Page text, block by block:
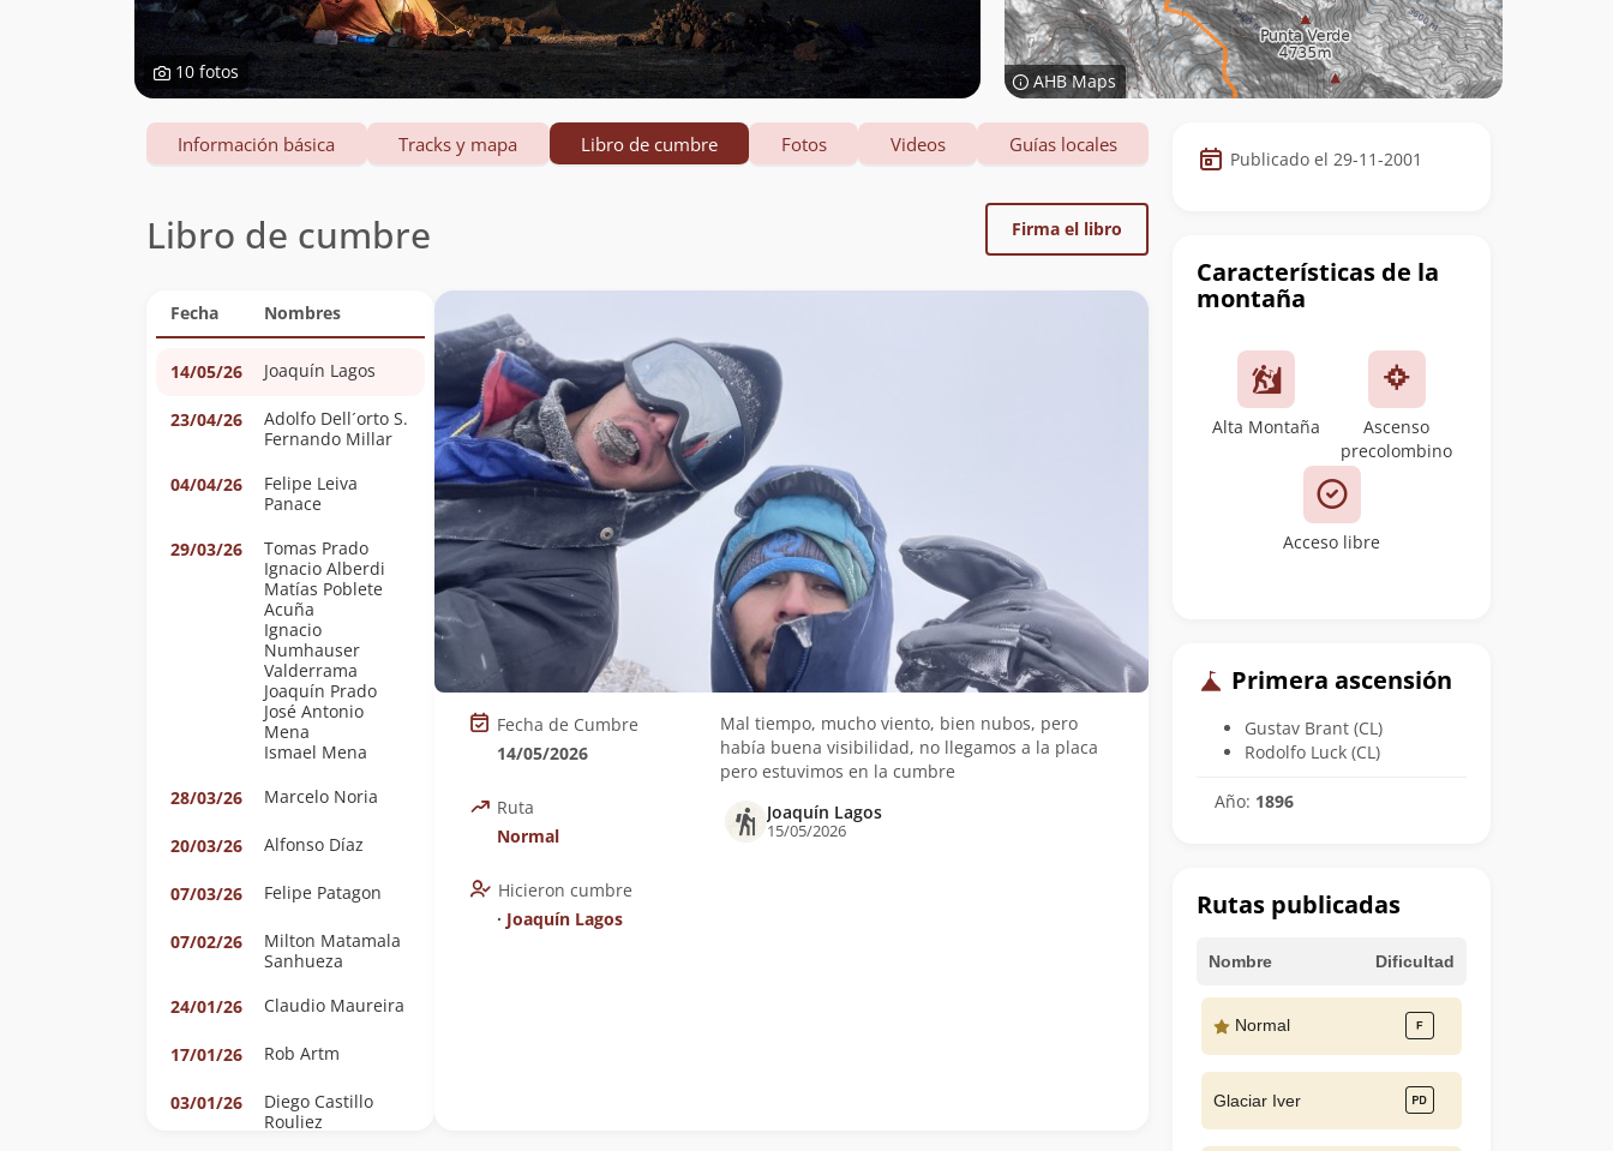
10 fotos AHB Maps
Datos
de
cumbre
Publicado el 29-11-2001
Características de la
montaña
Alta Montaña
Ascenso
precolombino
Acceso libre
Primera ascensión
Gustav Brant (CL)
Rodolfo Luck (CL)
Año: 1896
Rutas publicadas
Nombre Dificultad
Normal
Glaciar Iver
Información básica Tracks y mapa Libro de cumbre Fotos Videos Guías locales
Libro de cumbre Firma el libro
Fecha Nombres
14/05/26 Joaquín Lagos
23/04/26
Adolfo Dell´orto S.
Fernando Millar
04/04/26
Felipe Leiva
Panace
29/03/26
Tomas Prado
Ignacio Alberdi
Matías Poblete
Acuña
Ignacio
Numhauser
Valderrama
Joaquín Prado
José Antonio
Mena
Ismael Mena
28/03/26
Marcelo Noria
20/03/26 Alfonso Díaz
07/03/26 Felipe Patagon
07/02/26
Milton Matamala
Sanhueza
24/01/26
Claudio Maureira
17/01/26 Rob Artm
03/01/26
Diego Castillo
Rouliez
Fecha de Cumbre
14/05/2026
Ruta
Normal
Hicieron cumbre
∙ Joaquín Lagos
Mal tiempo, mucho viento, bien nubos, pero
había buena visibilidad, no llegamos a la placa
pero estuvimos en la cumbre
Joaquín Lagos
15/05/2026